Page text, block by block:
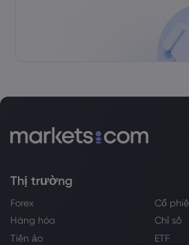
Thị trường
Forex
Cổ
Hàng hóa
Chỉ số
Tiền ảo
ETF